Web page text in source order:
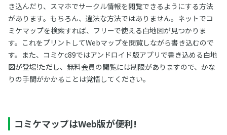
き込んだり、スマホでサークル情報を閲覧できるようにする方法
があります。もちろん、違法な方法ではありません。ネットでコ
ミケマップを検索すれば、フリーで使える白地図が見つかりま
す。これをプリントしてWebマップを閲覧しながら書き込むので
す。また、コミケc89ではアンドロイド版アプリで書き込める白地
図が登場!ただし、無料会員の閲覧には制限がありますので、かな
りの手間がかかることは覚悟してください。
コミケマップはWeb版が便利!